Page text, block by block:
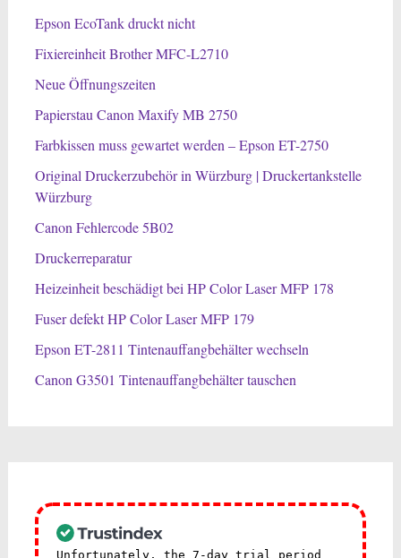
Epson EcoTank druckt nicht
Fixiereinheit Brother MFC-L2710
Neue Öffnungszeiten
Papierstau Canon Maxify MB 2750
Farbkissen muss gewartet werden – Epson ET-2750
Original Druckerzubehör in Würzburg | Druckertankstelle
Würzburg
Canon Fehlercode 5B02
Druckerreparatur
Heizeinheit beschädigt bei HP Color Laser MFP 178
Fuser defekt HP Color Laser MFP 179
Epson ET-2811 Tintenauffangbehälter wechseln
Canon G3501 Tintenauffangbehälter tauschen
Unfortunately, the 7-day trial period